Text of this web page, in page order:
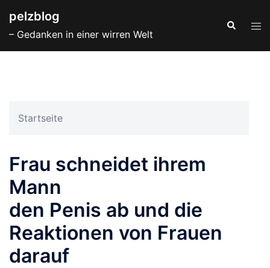
Inhalt
springen
pelzblog
– Gedanken in einer wirren Welt
Suche
Startseite
Frau schneidet ihrem
Mann
den Penis ab und die
Reaktionen von Frauen
darauf